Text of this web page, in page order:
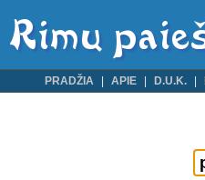
PRADŽIA APIE D.U.K.